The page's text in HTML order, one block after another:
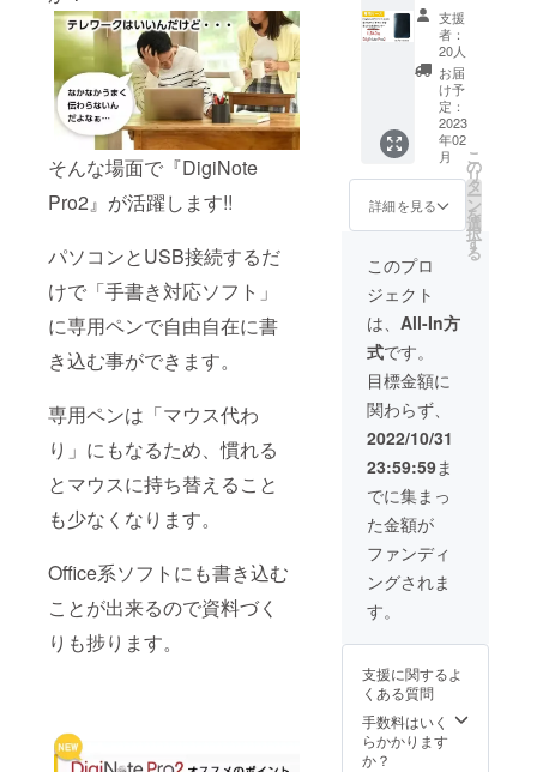
そんな場面で『DigiNote
Pro2』が活躍します!!
パソコンとUSB接続するだ
けで「手書き対応ソフト」
に専用ペンで自由自在に書
き込む事ができます。
専用ペンは「マウス代わ
り」にもなるため、慣れる
とマウスに持ち替えること
も少なくなります。
Office系ソフトにも書き込む
ことが出来るので資料づく
りも捗ります。
をいた
だくこ
とで生
産効率
が向上
した場
合な
ど、一
般販売
予定よ
り下が
性もご
ざいま
す。
了承く
ださ
い。 ※
ご注文
数や部
品の調
達状
況、生
産工程
上の都
合等に
期が遅
能性が
ござい
※多くの
ご支援
をいた
だくこ
とで生
が向上
した場
ど、一
般販売
予定よ
性もご
ざいま
す。
だけま
す） ■
内容：
『DigiN
Pro2』
2台 ※
カラー
の組合
せ自由
※商品の
ン等の
点につ
いて、
一部変
更が生
じる場
合がご
ざいま
すので
くださ
い。 ※
ご注文
数や部
品の調
達状
況、生
合等に
より、
出荷時
期が遅
れる可
能性が
DigiNot
e Pro2
【30%
OFF】
500個限
価：
2,200円
(税
込)⇒1,5
40円
料込) ■
カ
ラー：
ブラッ
クのみ
■素材：
PUレ
ザー ※
商品の
仕様や
デザイ
ン等の
細かい
点につ
いて、
一部変
更が生
じる場
すので
くださ
い。 ※
ご注文
数や部
支援
者：
20人
お届
け予
定：
2023
年02
月
詳細を見る
こ
の
リ
タ
ー
ン
を
選
択
す
る
このプロ
ジェクト
は、 All-In方
式です。
目標金額に
関わらず、
2022/10/31
23:59:59ま
でに集まっ
た金額が
ファンディ
ングされま
す。
支援に関するよ
くある質問
手数料はいく
らかかります
か？